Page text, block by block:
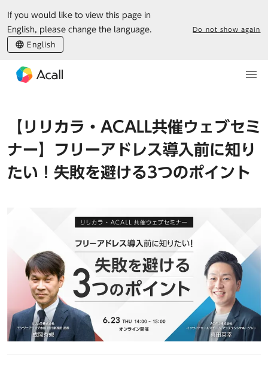
If you would like to view this page in
English, please change the language.
English
Do not show again
【リリカラ・ACALL共催ウェブセミ
ナー】フリーアドレス導入前に知り
たい！失敗を避ける3つのポイント